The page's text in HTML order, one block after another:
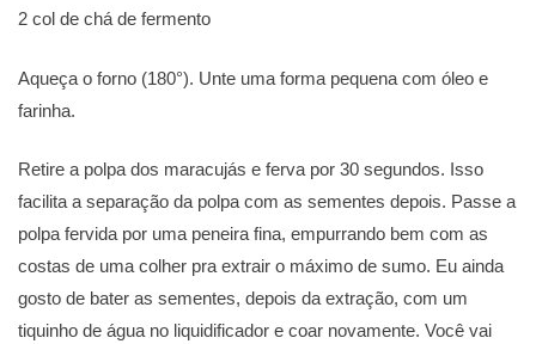
2 col de chá de fermento
Aqueça o forno (180°). Unte uma forma pequena com óleo e
farinha.
Retire a polpa dos maracujás e ferva por 30 segundos. Isso
facilita a separação da polpa com as sementes depois. Passe a
polpa fervida por uma peneira fina, empurrando bem com as
costas de uma colher pra extrair o máximo de sumo. Eu ainda
gosto de bater as sementes, depois da extração, com um
tiquinho de água no liquidificador e coar novamente. Você vai